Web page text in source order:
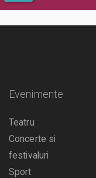
Evenimente
Teatru
Concerte si
festivaluri
Sport